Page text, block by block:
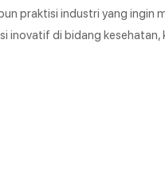
praktisi industri yang ingin
di bidang kesehatan,